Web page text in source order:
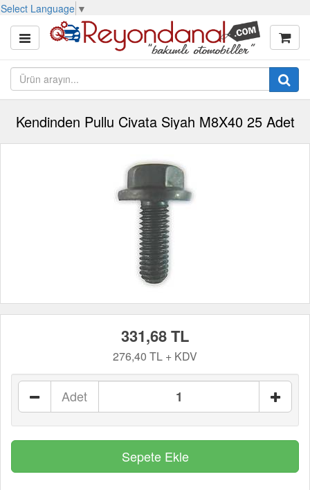
Select Language ▼
Kendinden Pullu Civata Siyah M8X40 25 Adet
331,68 TL
276,40 TL + KDV
Adet